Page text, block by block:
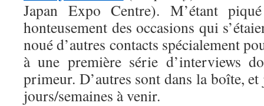
Japan Expo Centre). M’étant
honteusement des occasions qui
noué d’autres contacts spécialement
à une première série d’interviews
primeur. D’autres sont dans la boîte,
jours/semaines à venir.